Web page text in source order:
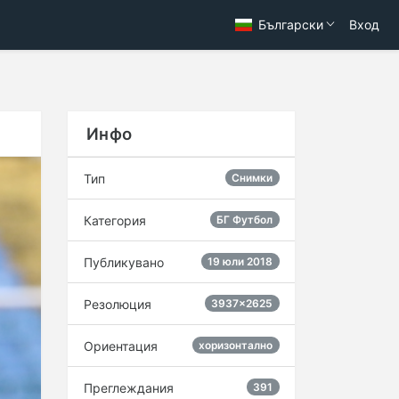
Български Вход
Инфо
Снимки
Тип
БГ Футбол
Категория
19 юли 2018
Публикувано
3937×2625
Резолюция
хоризонтално
Ориентация
391
Преглеждания